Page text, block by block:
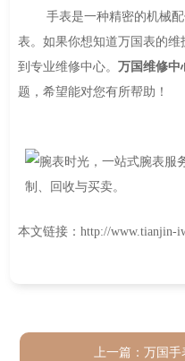
手表是一种精密的机械配
表。如果你想知道万国表的
到专业维修中心。 万国维修中
题，希望能对您有所帮助！
本文链接：http://www.tianjin-
上一篇： 万国手